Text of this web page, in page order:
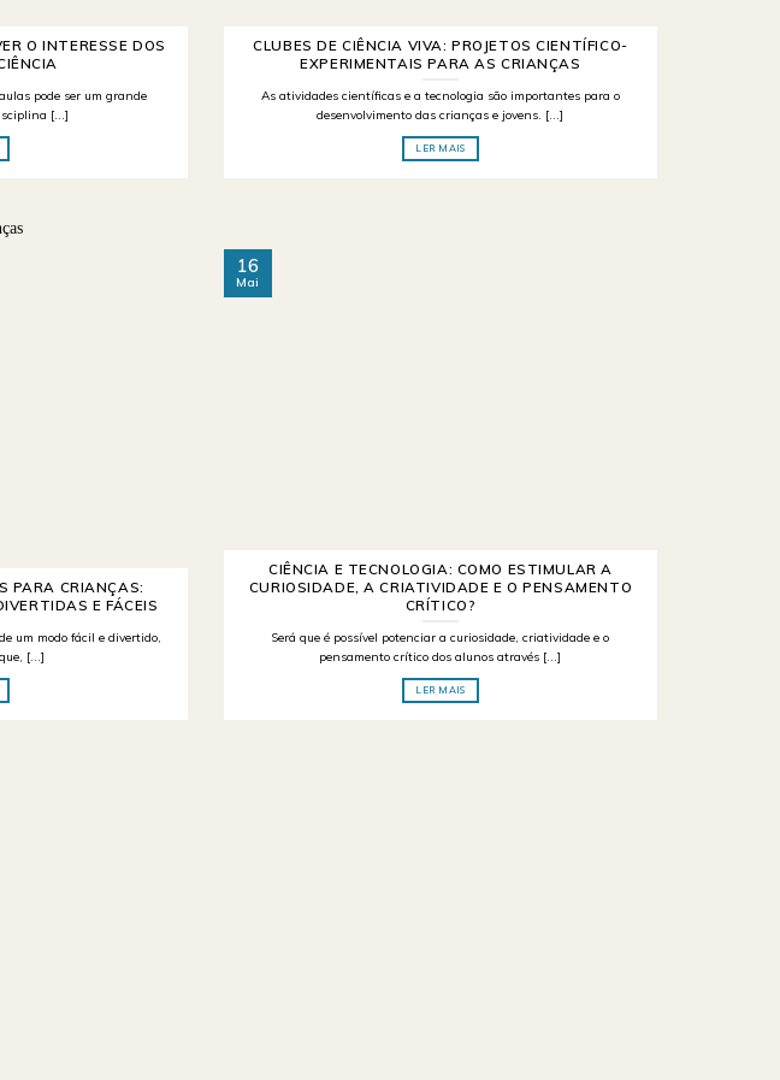
O INTERESSE DOS
pode ser um grande
[...]
CLUBES DE CIÊNCIA VIVA: PROJETOS CIENTÍFICO-
EXPERIMENTAIS PARA AS CRIANÇAS
As atividades científicas e a tecnologia são importantes para o
desenvolvimento das crianças e jovens. [...]
LER MAIS
PARA CRIANÇAS:
E FÁCEIS
um modo fácil e divertido,
[...]
CIÊNCIA E TECNOLOGIA: COMO ESTIMULAR A
CURIOSIDADE, A CRIATIVIDADE E O PENSAMENTO
CRÍTICO?
Será que é possível potenciar a curiosidade, criatividade e o
pensamento crítico dos alunos através [...]
LER MAIS
16
Mai